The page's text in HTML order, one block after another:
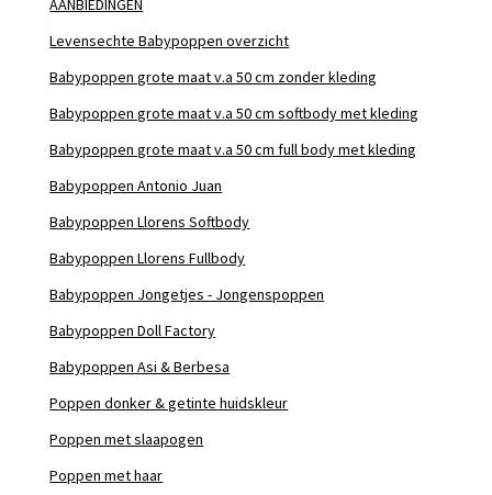
AANBIEDINGEN
Levensechte Babypoppen overzicht
Babypoppen grote maat v.a 50 cm zonder kleding
Babypoppen grote maat v.a 50 cm softbody met kleding
Babypoppen grote maat v.a 50 cm full body met kleding
Babypoppen Antonio Juan
Babypoppen Llorens Softbody
Babypoppen Llorens Fullbody
Babypoppen Jongetjes - Jongenspoppen
Babypoppen Doll Factory
Babypoppen Asi & Berbesa
Poppen donker & getinte huidskleur
Poppen met slaapogen
Poppen met haar